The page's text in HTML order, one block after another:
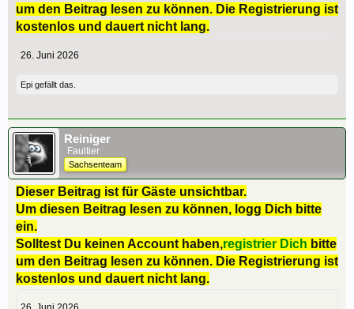
um den Beitrag lesen zu können. Die Registrierung ist
kostenlos und dauert nicht lang.
26. Juni 2026
Epi gefällt das.
Reiniger
Faultier
Sachsenteam
Dieser Beitrag ist für Gäste unsichtbar.
Um diesen Beitrag lesen zu können, logg Dich bitte
ein.
Solltest Du keinen Account haben,registrier Dich bitte
um den Beitrag lesen zu können. Die Registrierung ist
kostenlos und dauert nicht lang.